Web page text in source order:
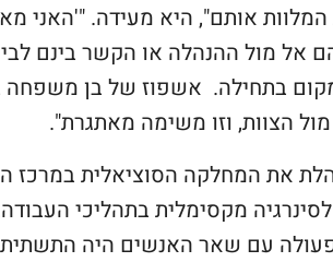
אותם", היא מעידה. "'האני
אל מול ההנהלה או הקשר בינם
בתחילה. אשפוז של בן משפחה
הצוות, וזו משימה מאתגרת".
את המחלקה הסוציאלית במרכז
מקסימלית בתהליכי
עם שאר האנשים היה